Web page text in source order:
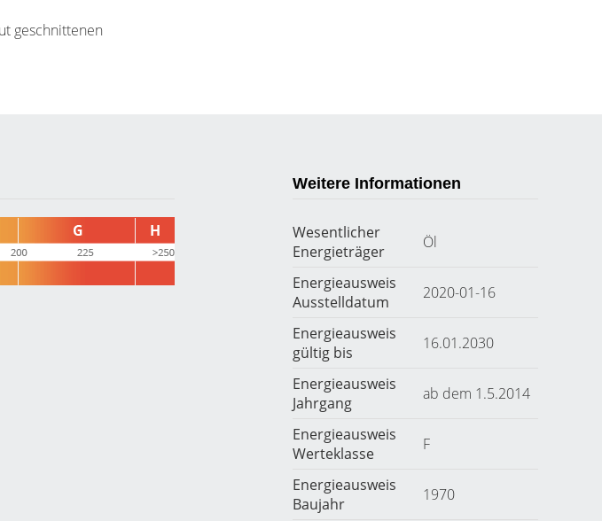
geschnittenen
Weitere Informationen
Wesentlicher
Energieträger
Öl
Energieausweis
Ausstelldatum
2020-01-16
Energieausweis
gültig bis
16.01.2030
Energieausweis
Jahrgang
ab dem 1.5.2014
Energieausweis
Werteklasse
F
Energieausweis
Baujahr
1970